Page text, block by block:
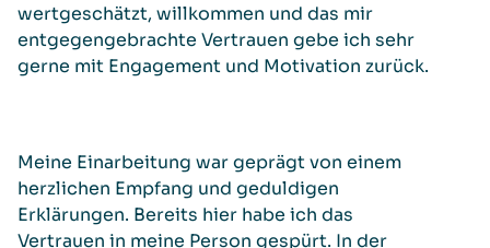
wertgeschätzt, willkommen und das mir
entgegengebrachte Vertrauen gebe ich sehr
gerne mit Engagement und Motivation zurück.
Meine Einarbeitung war geprägt von einem
herzlichen Empfang und geduldigen
Erklärungen. Bereits hier habe ich das
Vertrauen in meine Person gespürt. In der